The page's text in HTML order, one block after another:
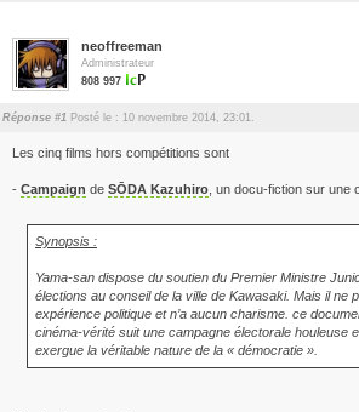
neoffreeman
Administrateur
808 997
Réponse #1 Posté le : 10 novembre 2014, 23:01.
Les cinq films hors compétitions sont
- Campaign de SŌDA Kazuhiro , un docu-fiction sur une
Synopsis :
Yama-san dispose du soutien du Premier Ministre
élections au conseil de la ville de Kawasaki. Mais il ne
expérience politique et n’a aucun charisme. ce
cinéma-vérité suit une campagne électorale houleuse
exergue la véritable nature de la « démocratie ».